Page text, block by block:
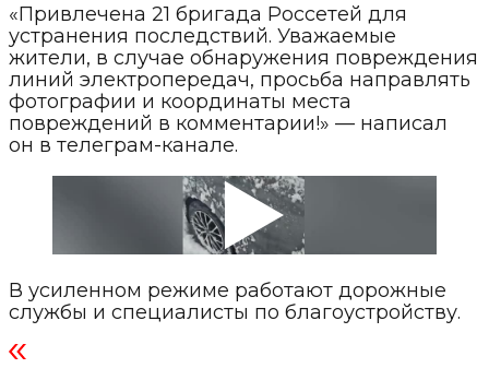
«Привлечена 21 бригада Россетей для
устранения последствий. Уважаемые
жители, в случае обнаружения повреждения
линий электропередач, просьба направлять
фотографии и координаты места
повреждений в комментарии!» — написал
он в телеграм-канале.
В усиленном режиме работают дорожные
службы и специалисты по благоустройству.